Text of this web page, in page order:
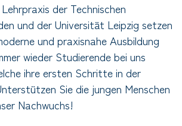
der Technischen
und der Universität Leipzig setzen
und praxisnahe Ausbildung
wieder Studierende bei uns
ihre ersten Schritte in der
Sie die jungen Menschen
Nachwuchs!